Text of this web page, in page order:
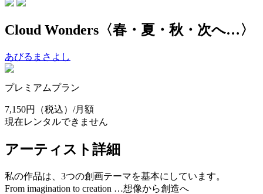
Cloud Wonders〈春・夏・秋・次へ…〉
あびるまさよし
プレミアムプラン
7,150円
（税込）/月額
現在レンタルできません
アーティスト詳細
私の作品は、3つの創画テーマを基本にしています。
From imagination to creation …想像から創造へ